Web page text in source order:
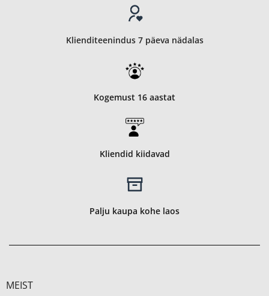
Klienditeenindus 7 päeva nädalas
Kogemust 16 aastat
Kliendid kiidavad
Palju kaupa kohe laos
MEIST